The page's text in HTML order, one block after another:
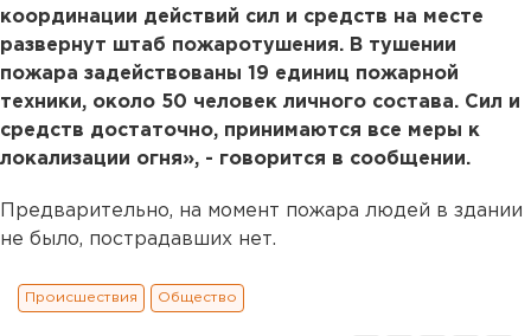
координации действий сил и средств на месте
развернут штаб пожаротушения. В тушении
пожара задействованы 19 единиц пожарной
техники, около 50 человек личного состава. Сил и
средств достаточно, принимаются все меры к
локализации огня», - говорится в сообщении.
Предварительно, на момент пожара людей в здании
не было, пострадавших нет.
Происшествия Общество